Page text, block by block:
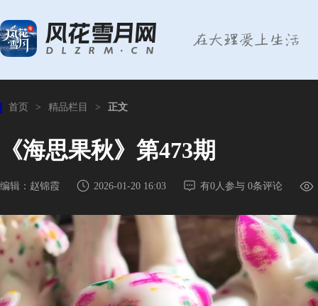
首页 > 精品栏目 > 正文
《海思果秋》第473期
编辑：赵锦霞 2026-01-20 16:03 有0人参与 0条评论